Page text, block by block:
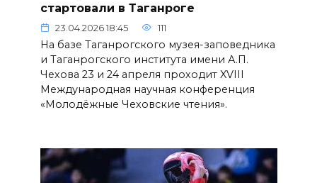
стартовали в Таганроге
23.04.2026 18:45 111
На базе Таганрогского музея-заповедника
и Таганрогского института имени А.П.
Чехова 23 и 24 апреля проходит XVIII
Международная научная конференция
«Молодёжные Чеховские чтения».